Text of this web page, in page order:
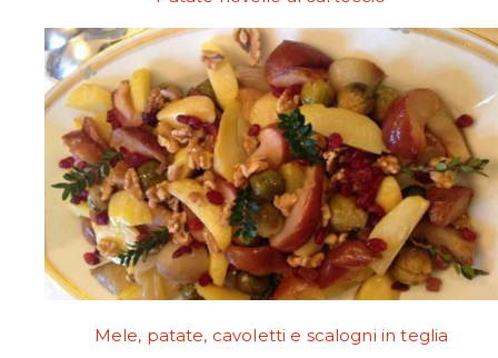
Mele, patate, cavoletti e scalogni in teglia